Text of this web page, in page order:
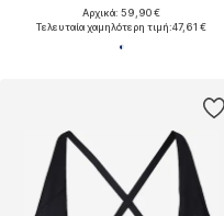
Αρχικά: 59,90 €
Τελευταία χαμηλότερη τιμή:47,61 €